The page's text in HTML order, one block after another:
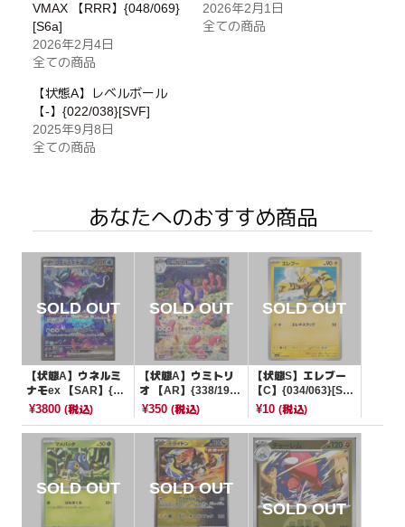
VMAX 【RRR】{048/069}
[S6a]
2026年2月4日
全ての商品
2026年2月1日
全ての商品
【状態A】レベルボール
【-】{022/038}[SVF]
2025年9月8日
全ての商品
あなたへのおすすめ商品
【状態A】ウネルミ
ナモex 【SAR】{09
4/071}[SV5K]
¥3800 (税込)
【状態A】ウミトリ
オ 【AR】{338/190}
[SV4a]
¥350(税込)
【状態S】エレブー
【C】{034/063}[SV
9a]
¥10 (税込)